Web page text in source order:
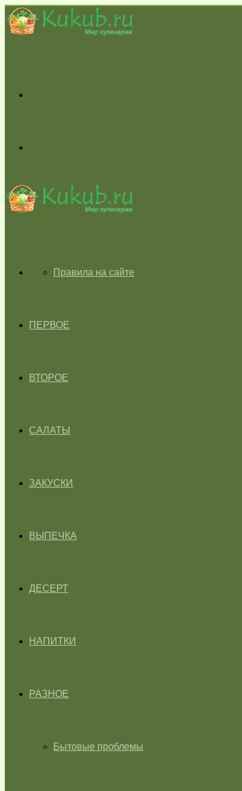
skin
ГЛАВНАЯПравила на сайте
ПЕРВОЕ
ВТОРОЕ
САЛАТЫ
ЗАКУСКИ
ВЫПЕЧКА
ДЕСЕРТ
НАПИТКИ
РАЗНОЕ
Бытовые проблемы